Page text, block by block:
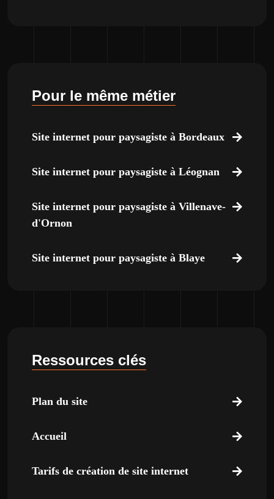
Pour le même métier
Site internet pour paysagiste à Bordeaux
Site internet pour paysagiste à Léognan
Site internet pour paysagiste à Villenave-
d'Ornon
Site internet pour paysagiste à Blaye
Ressources clés
Plan du site
Accueil
Tarifs de création de site internet